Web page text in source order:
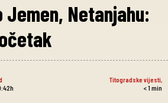
Jemen, Netanjahu:
Titogradske vijesti,
< 1 min